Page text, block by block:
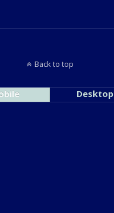
Back to top
Desktop